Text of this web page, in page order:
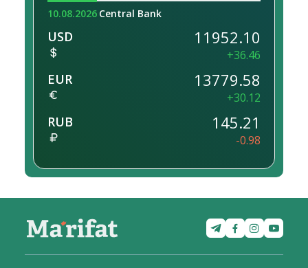
10.08.2026 Central Bank
USD 11952.10
+36.46
EUR 13779.58
+30.12
RUB 145.21
-0.98